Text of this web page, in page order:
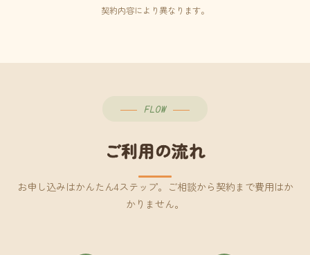
契約内容により異なります。
FLOW
ご利用の流れ
お申し込みはかんたん4ステップ。ご相談から契約まで費用はか
かりません。